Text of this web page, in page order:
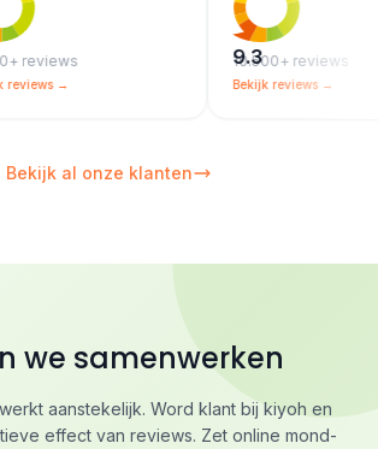
10.500+ reviews
Bekijk reviews →
Bekijk al onze klanten
we samenwerken
aanstekelijk. Word klant bij kiyoh en
effect van reviews. Zet online mond-